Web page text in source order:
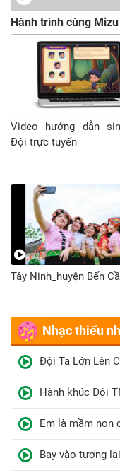
Hành trình cùng
Video hướng dẫn
Đội trực tuyến
Tây Ninh_huyện Bến
Nhạc thiếu
Đội Ta Lớn Lên
Hành khúc Đội
Em là mầm non
Bay vào tương lai